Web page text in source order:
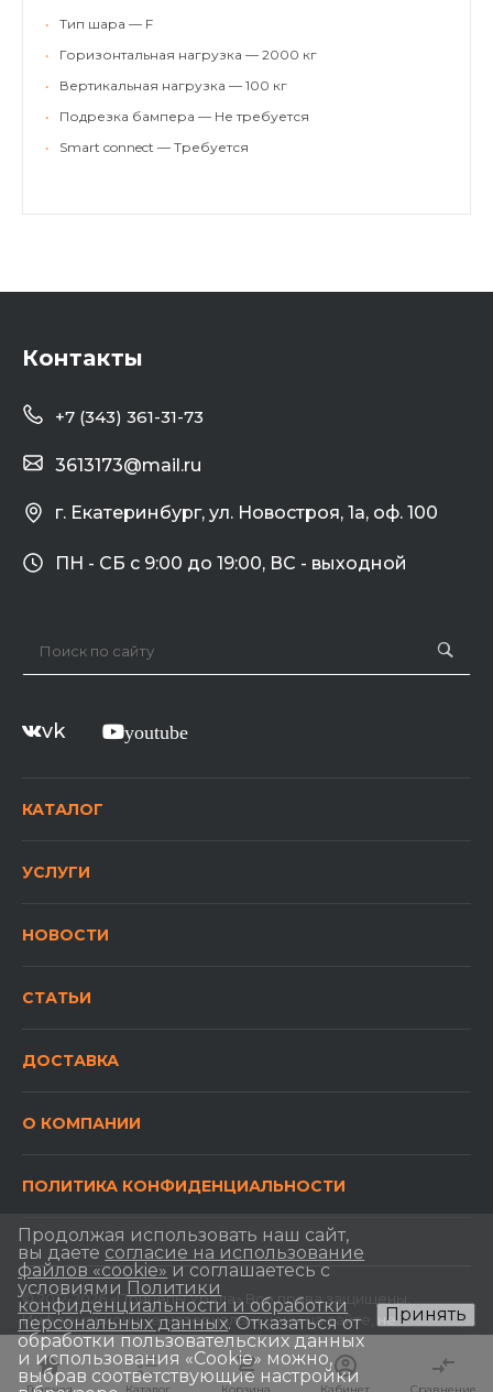
•
Тип шара — F
•
Горизонтальная нагрузка — 2000 кг
•
Вертикальная нагрузка — 100 кг
•
Подрезка бампера — Не требуется
•
Smart connect — Требуется
Контакты
+7 (343) 361-31-73
г. Екатеринбург, ул. Новостроя, 1а, оф. 100
3613173@mail.ru
ПН - СБ с 9:00 до 19:00, ВС - выходной
vk youtube
КАТАЛОГ
УСЛУГИ
НОВОСТИ
СТАТЬИ
ДОСТАВКА
О КОМПАНИИ
ПОЛИТИКА КОНФИДЕНЦИАЛЬНОСТИ
© 2012-2026 «Прицепы Урала» Все права защищены.
Информационные материалы и цены на сайте, не
являются публичной офертой, определяемой
положениями Статьи 437 Гражданского кодекса РФ.
Продолжая использовать наш сайт,
вы даете согласие на использование
файлов «cookie» и соглашаетесь с
условиями Политики
конфиденциальности и обработки
персональных данных. Отказаться от
обработки пользовательских данных
и использования «Сookie» можно,
выбрав соответствующие настройки
Принять